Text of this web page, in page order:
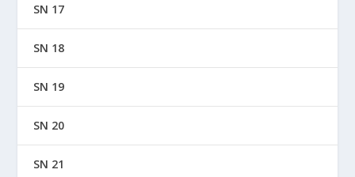
SN 17
SN 18
SN 19
SN 20
SN 21